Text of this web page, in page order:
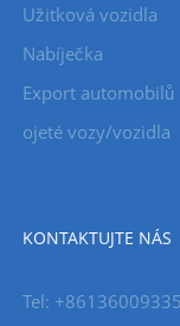
Užitková vozidla
Nabíječka
Export automobilů
ojeté vozy/vozidla
KONTAKTUJTE NÁS
Tel: